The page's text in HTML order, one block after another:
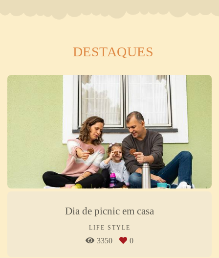
DESTAQUES
Dia de picnic em casa
LIFE STYLE
3350 0